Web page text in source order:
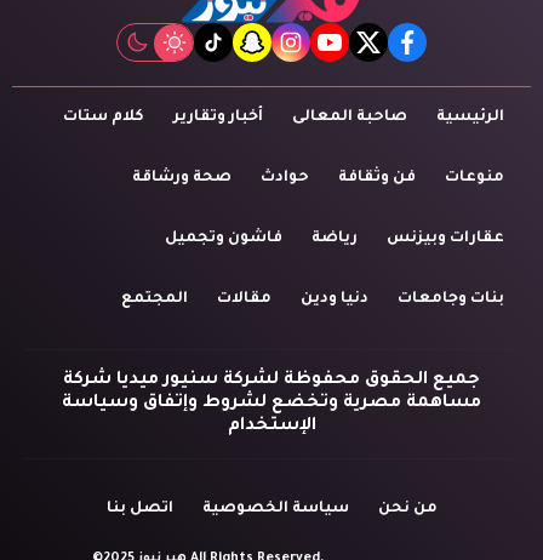
facebook
twitter
youtube
instagram
snapchat
tiktok
الرئيسية صاحبة المعالى أخبار وتقارير كلام ستات
منوعات فن وثقافة حوادث صحة ورشاقة
عقارات وبيزنس رياضة فاشون وتجميل
بنات وجامعات دنيا ودين مقالات المجتمع
جميع الحقوق محفوظة لشركة سنيور ميديا شركة
مساهمة مصرية وتخضع لشروط وإتفاق وسياسة
الإستخدام
من نحن سياسة الخصوصية اتصل بنا